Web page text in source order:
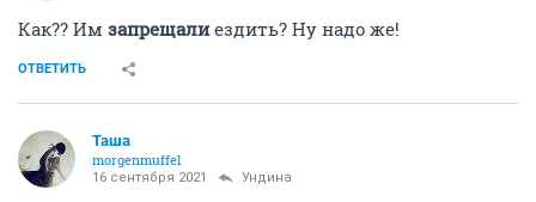
Как?? Им запрещалиездить? Ну надо же!
ОТВЕТИТЬ
Таша
morgenmuffel
16 сентября 2021 Ундинa